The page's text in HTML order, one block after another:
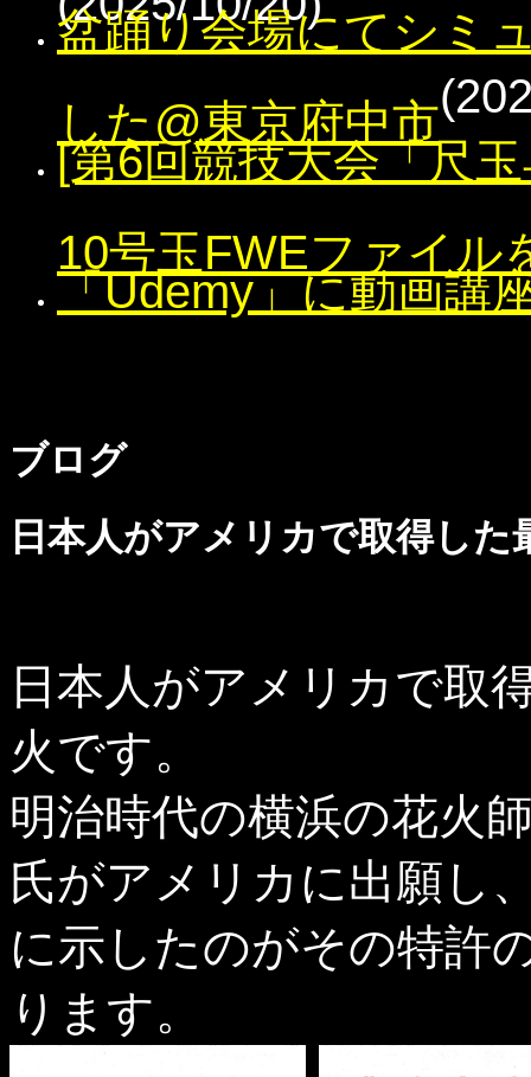
盆踊り会場にてシミ
した@東京府中市
[第6回競技大会「尺
10号玉FWEファイル
「Udemy」に動画講
ブログ
日本人がアメリカで取得した
日本人がアメリカで取
火です。
明治時代の横浜の花火
氏がアメリカに出願し
に示したのがその特許
ります。